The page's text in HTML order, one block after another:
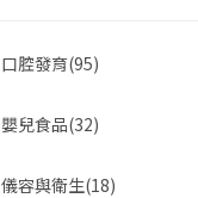
口腔發育(95)
嬰兒食品(32)
儀容與衛生(18)